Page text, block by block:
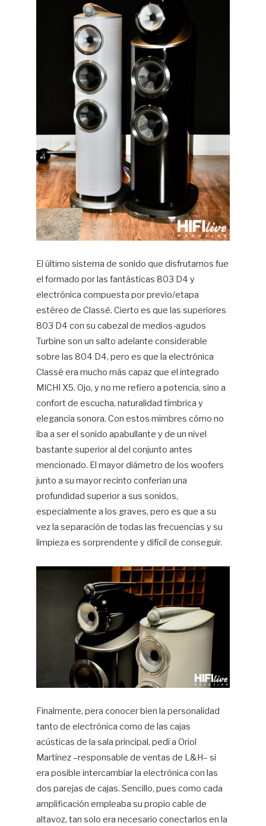
El último sistema de sonido que disfrutamos fue
el formado por las fantásticas 803 D4 y
electrónica compuesta por previo/etapa
estéreo de Classé. Cierto es que las superiores
803 D4 con su cabezal de medios-agudos
Turbine son un salto adelante considerable
sobre las 804 D4, pero es que la electrónica
Classé era mucho más capaz que el integrado
MICHI X5. Ojo, y no me refiero a potencia, sino a
confort de escucha, naturalidad tímbrica y
elegancia sonora. Con estos mimbres cómo no
iba a ser el sonido apabullante y de un nivel
bastante superior al del conjunto antes
mencionado. El mayor diámetro de los woofers
junto a su mayor recinto conferían una
profundidad superior a sus sonidos,
especialmente a los graves, pero es que a su
vez la separación de todas las frecuencias y su
limpieza es sorprendente y difícil de conseguir.
Finalmente, pera conocer bien la personalidad
tanto de electrónica como de las cajas
acústicas de la sala principal, pedí a Oriol
Martínez –responsable de ventas de L&H– si
era posible intercambiar la electrónica con las
dos parejas de cajas. Sencillo, pues como cada
amplificación empleaba su propio cable de
altavoz, tan solo era necesario conectarlos en la